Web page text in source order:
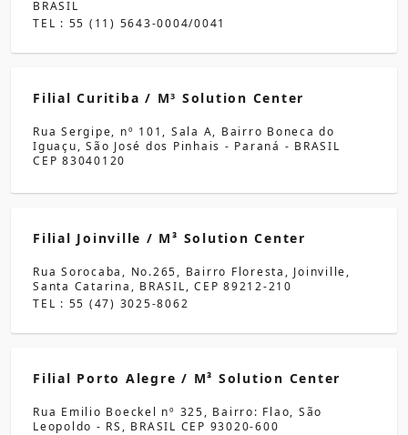
BRASIL
TEL : 55 (11) 5643-0004/0041
Filial Curitiba / M3 Solution Center
Rua Sergipe, nº 101, Sala A, Bairro Boneca do
Iguaçu, São José dos Pinhais - Paraná - BRASIL
CEP 83040120
Filial Joinville / M³ Solution Center
Rua Sorocaba, No.265, Bairro Floresta, Joinville,
Santa Catarina, BRASIL, CEP 89212-210
TEL : 55 (47) 3025-8062
Filial Porto Alegre / M³ Solution Center
Rua Emilio Boeckel nº 325, Bairro: Flao, São
Leopoldo - RS, BRASIL CEP 93020-600